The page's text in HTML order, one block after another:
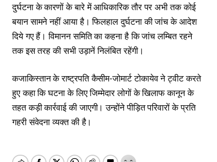
दुर्घटना के कारणों के बारे में आधिकारिक तौर पर अभी तक कोई
बयान सामने नहीं आया है। फिलहाल दुर्घटना की जांच के आदेश
दिये गए हैं। विमानन समिति का कहना है कि जांच लम्बित रहने
तक इस तरह की सभी उड़ानें निलंबित रहेंगी।
कजाकिस्तान के राष्ट्रपति कैसीम-जोमार्ट टोकायेव ने ट्वीट करते
हुए कहा कि घटना के लिए जिम्मेदार लोगों के खिलाफ कानून के
तहत कड़ी कार्रवाई की जाएगी। उन्होंने पीड़ित परिवारों के प्रति
गहरी संवेदना व्यक्त की है।